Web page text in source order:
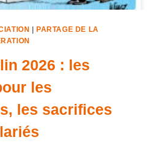
|PARTAGE DE LA
2026 : les
les
les sacrifices